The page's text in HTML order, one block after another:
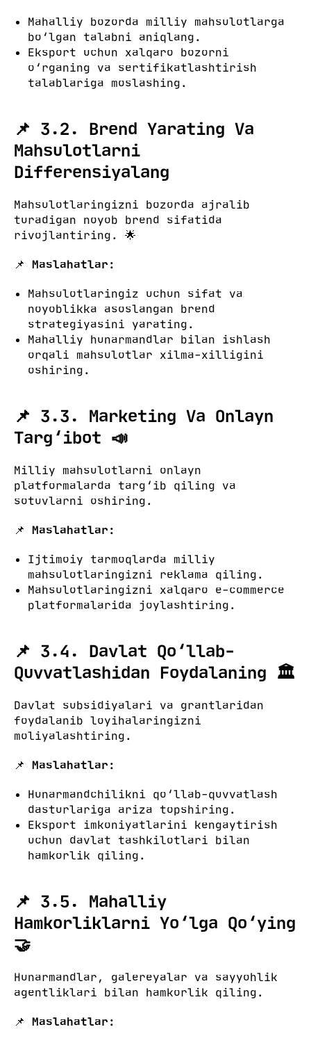
Mahalliy bozorda milliy mahsulotlarga
bo‘lgan talabni aniqlang.
Eksport uchun xalqaro bozorni
o‘rganing va sertifikatlashtirish
talablariga moslashing.
📌 3.2. Brend Yarating Va
Mahsulotlarni
Differensiyalang
Mahsulotlaringizni bozorda ajralib
turadigan noyob brend sifatida
rivojlantiring. 🌟
📌 Maslahatlar:
Mahsulotlaringiz uchun sifat va
noyoblikka asoslangan brend
strategiyasini yarating.
Mahalliy hunarmandlar bilan ishlash
orqali mahsulotlar xilma-xilligini
oshiring.
📌 3.3. Marketing Va Onlayn
Targ‘ibot 📣
Milliy mahsulotlarni onlayn
platformalarda targ‘ib qiling va
sotuvlarni oshiring.
📌 Maslahatlar:
Ijtimoiy tarmoqlarda milliy
mahsulotlaringizni reklama qiling.
Mahsulotlaringizni xalqaro e-commerce
platformalarida joylashtiring.
📌 3.4. Davlat Qo‘llab-
Quvvatlashidan Foydalaning 🏛️
Davlat subsidiyalari va grantlaridan
foydalanib loyihalaringizni
moliyalashtiring.
📌 Maslahatlar:
Hunarmandchilikni qo‘llab-quvvatlash
dasturlariga ariza topshiring.
Eksport imkoniyatlarini kengaytirish
uchun davlat tashkilotlari bilan
hamkorlik qiling.
📌 3.5. Mahalliy
Hamkorliklarni Yo‘lga Qo‘ying
🤝
Hunarmandlar, galereyalar va sayyohlik
agentliklari bilan hamkorlik qiling.
📌 Maslahatlar: